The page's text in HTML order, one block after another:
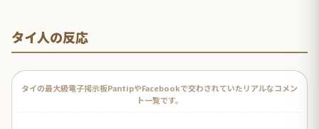
タイ人の反応
タイの最大級電子掲示板PantipやFacebookで交わされていたリアルなコメン
ト一覧です。